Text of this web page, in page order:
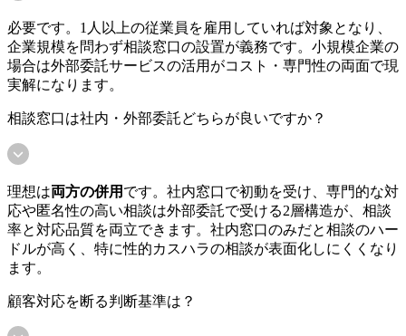
必要です。1人以上の従業員を雇用していれば対象となり、
企業規模を問わず相談窓口の設置が義務です。小規模企業の
場合は外部委託サービスの活用がコスト・専門性の両面で現
実解になります。
相談窓口は社内・外部委託どちらが良いですか？
理想は両方の併用 です。社内窓口で初動を受け、専門的な対
応や匿名性の高い相談は外部委託で受ける2層構造が、相談
率と対応品質を両立できます。社内窓口のみだと相談のハー
ドルが高く、特に性的カスハラの相談が表面化しにくくなり
ます。
顧客対応を断る判断基準は？